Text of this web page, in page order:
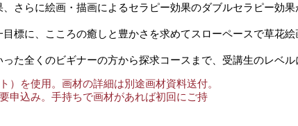
さらに絵画・描画によるセラピー効果のダブルセラピー効
標に、こころの癒しと豊かさを求めてスローペースで草花絵
た全くのビギナーの方から探求コースまで、受講生のレベル
）を使用。画材の詳細は別途画材資料送付。
申込み。手持ちで画材があれば初回にご持